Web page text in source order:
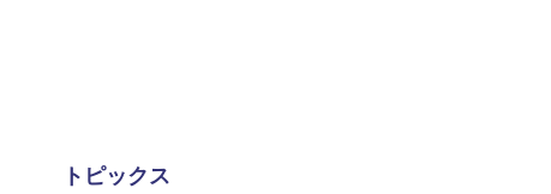
トピックス